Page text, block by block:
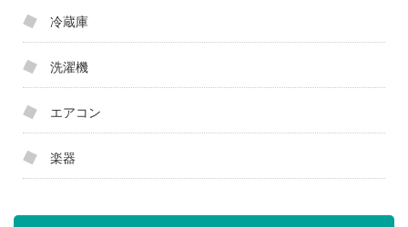
冷蔵庫
洗濯機
エアコン
楽器